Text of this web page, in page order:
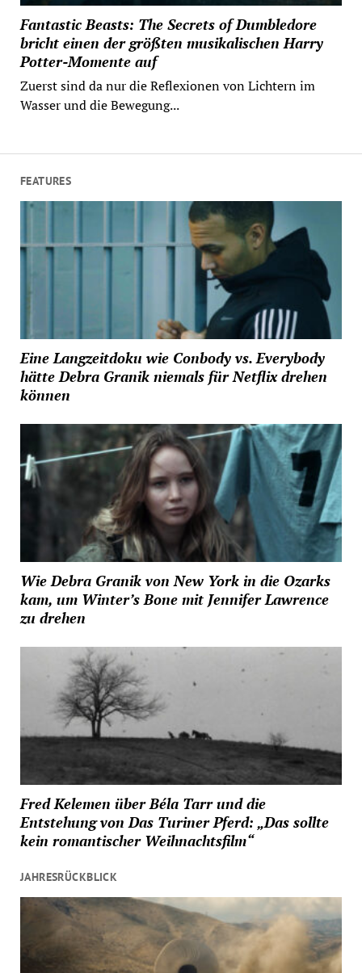
Fantastic Beasts: The Secrets of Dumbledore
bricht einen der größten musikalischen Harry
Potter-Momente auf
Zuerst sind da nur die Reflexionen von Lichtern im
Wasser und die Bewegung...
FEATURES
Eine Langzeitdoku wie Conbody vs. Everybody
hätte Debra Granik niemals für Netflix drehen
können
Wie Debra Granik von New York in die Ozarks
kam, um Winter’s Bone mit Jennifer Lawrence
zu drehen
Fred Kelemen über Béla Tarr und die
Entstehung von Das Turiner Pferd: „Das sollte
kein romantischer Weihnachtsfilm“
JAHRESRÜCKBLICK